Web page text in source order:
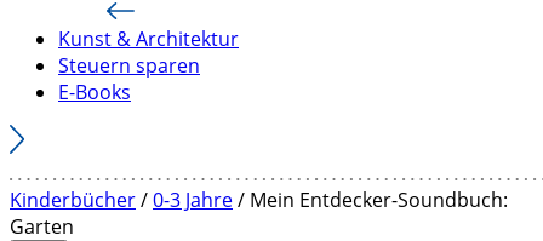
Kunst & Architektur
Steuern sparen
E-Books
Kinderbücher/0-3 Jahre/ Mein Entdecker-Soundbuch:
Garten